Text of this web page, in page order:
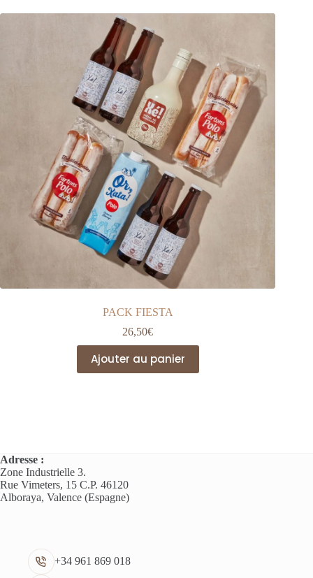
PACK FIESTA
26,50€
Ajouter au panier
Adresse :
Zone Industrielle 3.
Rue Vimeters, 15 C.P. 46120
Alboraya, Valence (Espagne)
+34 961 869 018